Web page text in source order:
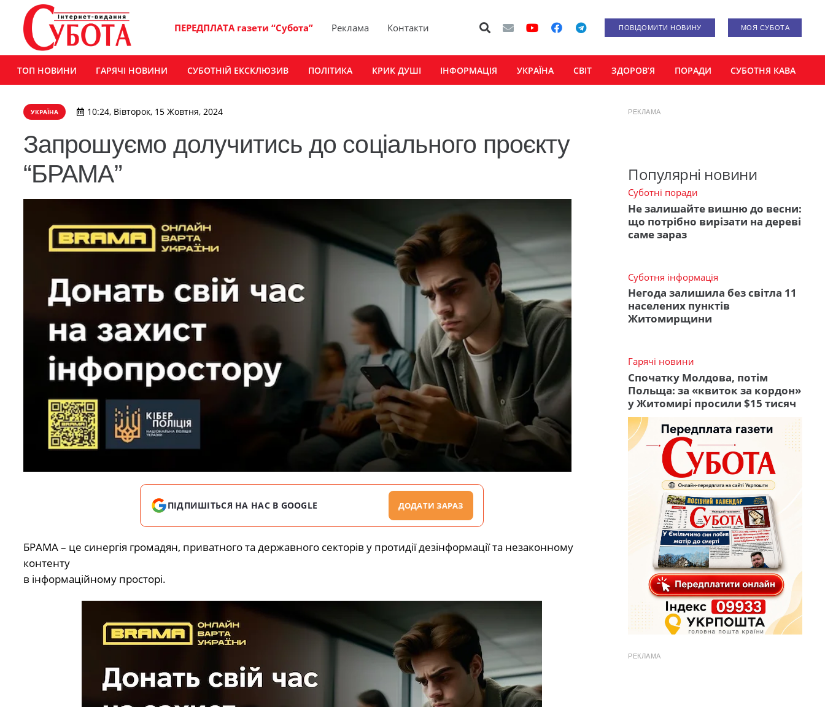
ПЕРЕДПЛАТА газети “Субота” Реклама Контакти ПОВІДОМИТИ НОВИНУ МОЯ СУБОТА
ТОП НОВИНИ ГАРЯЧІ НОВИНИ СУБОТНІЙ ЕКСКЛЮЗИВ ПОЛІТИКА КРИК ДУШІ ІНФОРМАЦІЯ УКРАЇНА СВІТ ЗДОРОВ’Я ПОРАДИ СУБОТНЯ КАВА
УКРАЇНА 10:24, Вівторок, 15 Жовтня, 2024
Запрошуємо долучитись до соціального проєкту
“БРАМА”
ПІДПИШІТЬСЯ НА НАС В GOOGLE ДОДАТИ ЗАРАЗ
БРАМА – це синергія громадян, приватного та державного секторів у протидії дезінформації та незаконному
контенту
в інформаційному просторі.
РЕКЛАМА
Популярні новини
Суботні поради
Не залишайте вишню до весни:
що потрібно вирізати на дереві
саме зараз
Суботня інформація
Негода залишила без світла 11
населених пунктів
Житомирщини
Гарячі новини
Спочатку Молдова, потім
Польща: за «квиток за кордон»
у Житомирі просили $15 тисяч
РЕКЛАМА